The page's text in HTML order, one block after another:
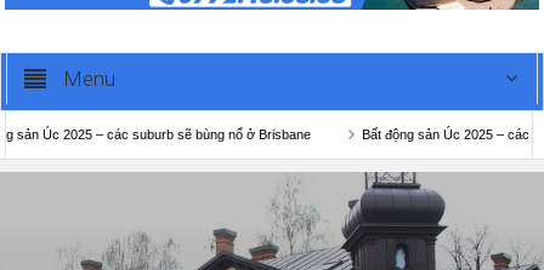
Menu
2025 – các suburb sẽ bùng nổ ở Brisbane Bất động sản Úc 2025 – các suburb sẽ